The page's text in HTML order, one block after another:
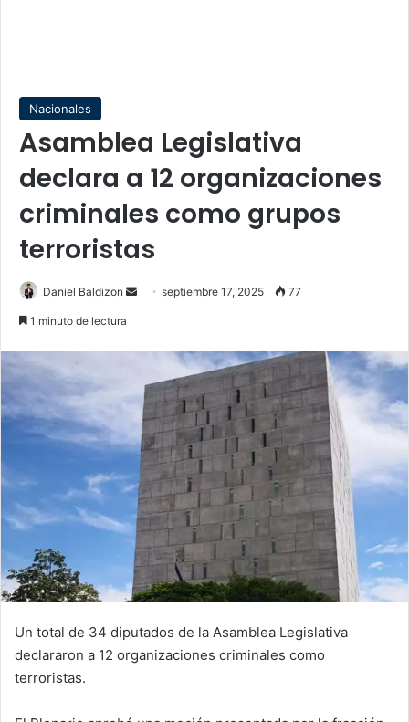
Nacionales
Asamblea Legislativa
declara a 12 organizaciones
criminales como grupos
terroristas
Daniel Baldizon
Sendseptiembre 17, 2025 77
1 minuto de lectura
Un total de 34 diputados de la Asamblea Legislativa
declararon a 12 organizaciones criminales como
terroristas.